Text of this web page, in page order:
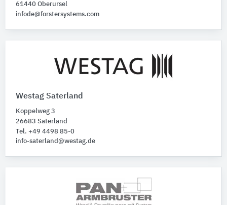
61440 Oberursel
infode@forstersystems.com
Westag Saterland
Koppelweg 3
26683 Saterland
Tel. +49 4498 85-0
info-saterland@westag.de